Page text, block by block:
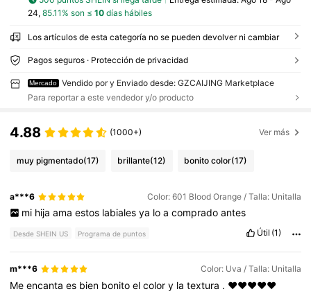
24, 85.11% son ≤ 10días hábiles
Los artículos de esta categoría no se pueden devolver ni cambiar
Pagos seguros · Protección de privacidad
Mercado
Vendido por y Enviado desde: GZCAIJING Marketplace
Para reportar a este vendedor y/o producto
4.88 (1000+) Ver más
muy pigmentado(17) brillante(12) bonito color(17)
a***6 Color: 601 Blood Orange / Talla: Unitalla
mi hija ama estos labiales ya lo a comprado antes
Desde SHEIN US Programa de puntos Útil (1)
m***6 Color: Uva / Talla: Unitalla
Meencantaes bien bonitoelcolory latextura . ❤️❤️❤️❤️❤️